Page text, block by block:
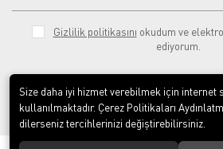
Gizlilik politikasını okudum ve
ediyorum.
Size daha iyi hizmet verebilmek için internet
kullanılmaktadır. Çerez Politikaları
dilerseniz tercihlerinizi değiştirebilirsiniz.